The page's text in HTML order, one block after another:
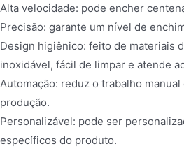
Alta velocidade: pode encher
Precisão: garante um nível de
Design higiênico: feito de materiais
inoxidável, fácil de limpar e atende
Automação: reduz o trabalho
produção.
Personalizável: pode ser
específicos do produto.